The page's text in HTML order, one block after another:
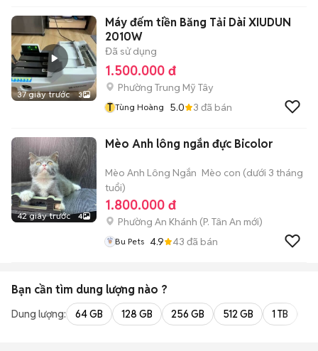
37 giây trước 3
Máy đếm tiền Băng Tải Dài XIUDUN
2010W
Đã sử dụng
1.500.000 đ
Phường Trung Mỹ Tây
T Tùng Hoàng 5.0 3 đã bán
42 giây trước 4
Mèo Anh lông ngắn đực Bicolor
Mèo Anh Lông Ngắn Mèo con (dưới 3 tháng
tuổi)
1.800.000 đ
Phường An Khánh (P. Tân An mới)
Bu Pets 4.9 43 đã bán
Bạn cần tìm dung lượng nào ?
Dung lượng: 64 GB 128 GB 256 GB 512 GB 1 TB